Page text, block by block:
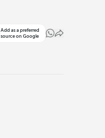
Add as a preferred
source on Google